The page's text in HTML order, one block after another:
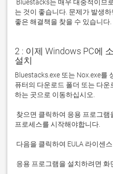
는 것이 좋습니다. 문제가 발생
좋은 해결책을 찾을 수 있습니다.
2 : 이제 Windows PC에
설치
Bluestacks.exe 또는 Nox.exe를
퓨터의 다운로드 폴더 또는 다